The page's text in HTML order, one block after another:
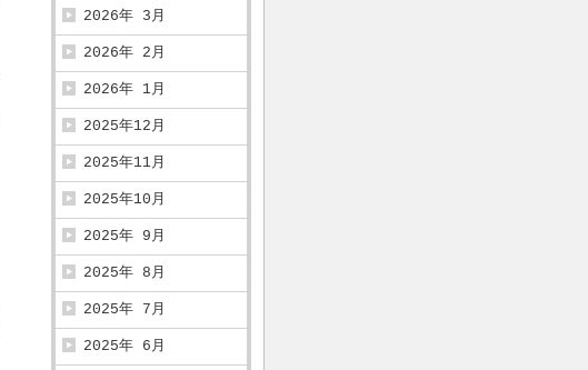
2026年 3月
2026年 2月
2026年 1月
2025年12月
2025年11月
2025年10月
2025年 9月
2025年 8月
2025年 7月
2025年 6月